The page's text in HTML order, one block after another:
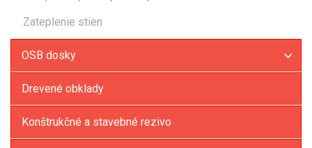
Zateplenie stien
OSB dosky
Drevené obklady
Konštrukčné a stavebné rezivo